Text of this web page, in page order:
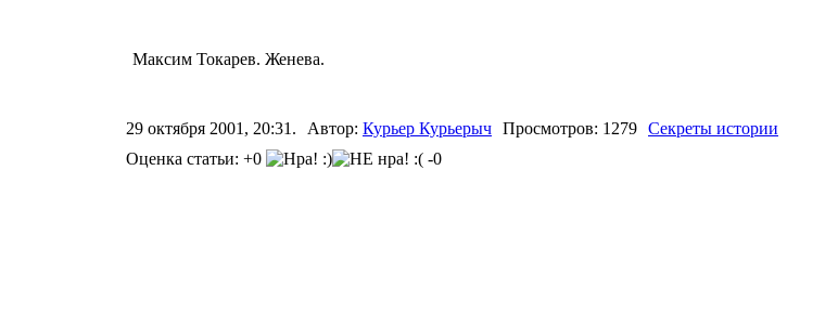
Максим Токарев. Женева.
29 октября 2001, 20:31. Автор: Курьер Курьерыч Просмотров: 1279 Секреты истории
Оценка статьи: +0
-0